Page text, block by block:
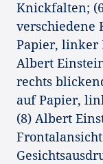
Knickfalten;
verschiedene
Papier, linker
Albert
rechts
auf Papier,
(8) Albert